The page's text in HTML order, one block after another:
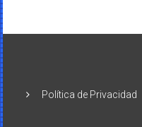
Política de Privacidad